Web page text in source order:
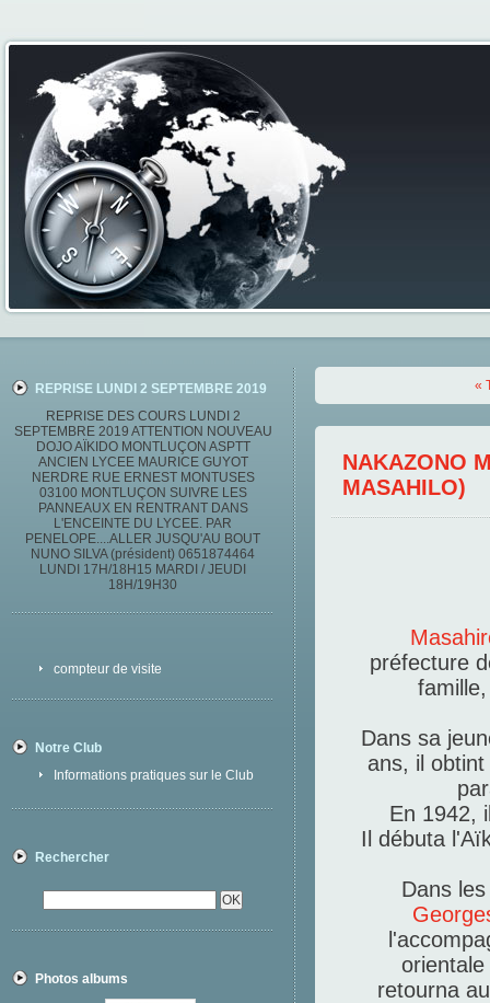
REPRISE LUNDI 2 SEPTEMBRE 2019
REPRISE DES COURS LUNDI 2
SEPTEMBRE 2019 ATTENTION NOUVEAU
DOJO AÏKIDO MONTLUÇON ASPTT
ANCIEN LYCEE MAURICE GUYOT
NERDRE RUE ERNEST MONTUSES
03100 MONTLUÇON SUIVRE LES
PANNEAUX EN RENTRANT DANS
L'ENCEINTE DU LYCEE. PAR
PENELOPE....ALLER JUSQU'AU BOUT
NUNO SILVA (président) 0651874464
LUNDI 17H/18H15 MARDI / JEUDI
18H/19H30
compteur de visite
Notre Club
Informations pratiques sur le Club
Rechercher
Photos albums
«
NAKAZONO
MASAHILO)
préfecture
Dans sa
ans, il
En 1942,
Il débuta
Dans
retourna